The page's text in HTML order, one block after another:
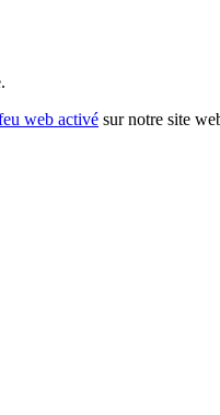
web activé sur notre site